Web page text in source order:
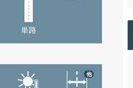
単路
他